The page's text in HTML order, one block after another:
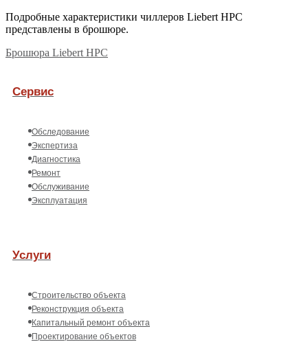
Подробные характеристики чиллеров Liebert HPC
представлены в брошюре.
Брошюра Liebert HPC
Сервис
Обследование
Экспертиза
Диагностика
Ремонт
Обслуживание
Эксплуатация
Услуги
Строительство объекта
Реконструкция объекта
Капитальный ремонт объекта
Проектирование объектов